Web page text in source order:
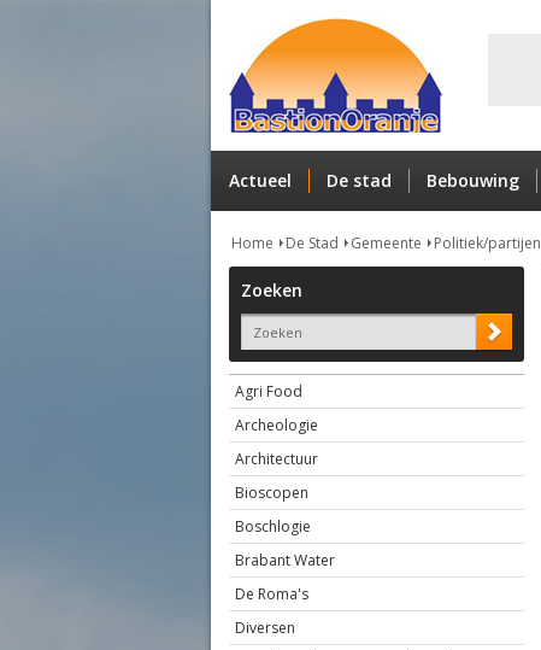
Actueel De stad Bebouwing
Home De Stad Gemeente Politiek/partijen
Zoeken
Agri Food
Archeologie
Architectuur
Bioscopen
Boschlogie
Brabant Water
De Roma's
Diversen